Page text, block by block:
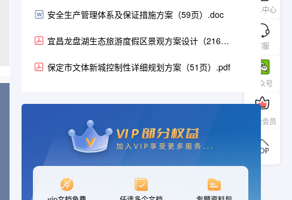
个人中心
客服
公众号
升级会员
安全生产管理体系及保证措施方案（59页）.doc
宜昌龙盘湖生态旅游度假区景观方案设计（216
保定市文体新城控制性详细规划方案（51页）.pdf